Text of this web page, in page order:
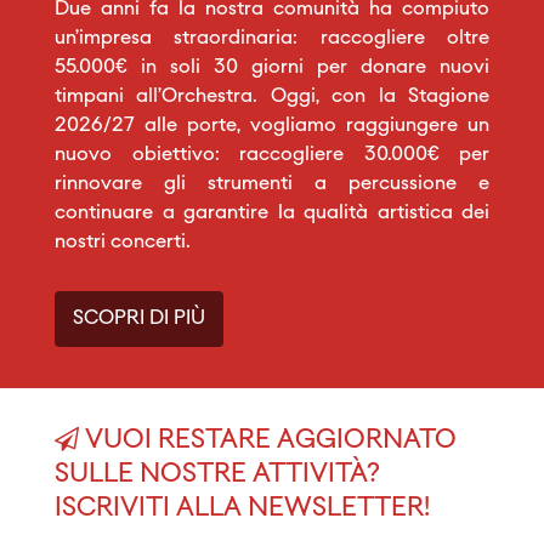
Due anni fa la nostra comunità ha compiuto
un’impresa straordinaria: raccogliere oltre
55.000€ in soli 30 giorni per donare nuovi
timpani all’Orchestra. Oggi, con la Stagione
2026/27 alle porte, vogliamo raggiungere un
nuovo obiettivo: raccogliere 30.000€ per
rinnovare gli strumenti a percussione e
continuare a garantire la qualità artistica dei
nostri concerti.
SCOPRI DI PIÙ
VUOI RESTARE AGGIORNATO
SULLE NOSTRE ATTIVITÀ?
ISCRIVITI ALLA NEWSLETTER!